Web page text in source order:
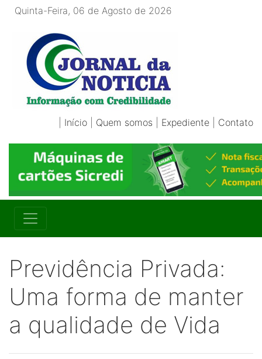
Quinta-Feira, 06 de Agosto de 2026
Início Quem somos Expediente Contato
Previdência Privada:
Uma forma de manter
a qualidade de Vida